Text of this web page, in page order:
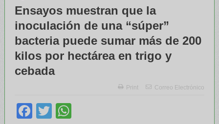
Ensayos muestran que la
inoculación de una “súper”
bacteria puede sumar más de 200
kilos por hectárea en trigo y
cebada
Print Correo Electrónico
Facebook
Twitter